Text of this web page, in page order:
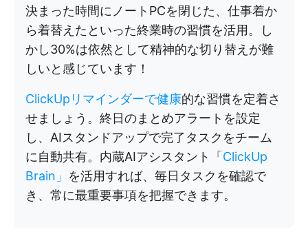
決まった時間にノートPCを閉じた、仕事着か
ら着替えたといった終業時の習慣を活用。し
かし30%は依然として精神的な切り替えが難
しいと感じています！
ClickUpリマインダーで健康的な習慣を定着さ
せましょう。終日のまとめアラートを設定
し、AIスタンドアップで完了タスクをチーム
に自動共有。内蔵AIアシスタント「 ClickUp
Brain」 を活用すれば、毎日タスクを確認で
き、常に最重要事項を把握できます。